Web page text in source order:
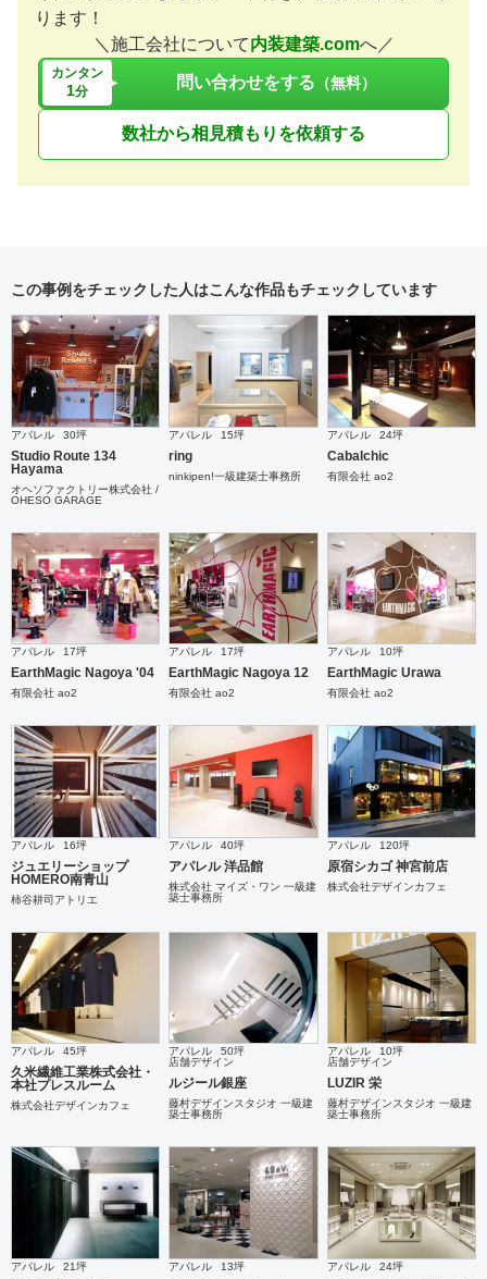
ります！
＼施工会社について内装建築.comへ／
カンタン
1分 問い合わせをする （無料）
数社から相見積もりを依頼する
この事例をチェックした人はこんな作品もチェックしています
アパレル 30坪
Studio Route 134
Hayama
オヘソファクトリー株式会社 /
OHESO GARAGE
アパレル 15坪
ring
ninkipen!一級建築士事務所
アパレル 24坪
Cabalchic
有限会社 ao2
アパレル 17坪
EarthMagic Nagoya '04
有限会社 ao2
アパレル 17坪
EarthMagic Nagoya 12
有限会社 ao2
アパレル 10坪
EarthMagic Urawa
有限会社 ao2
アパレル 16坪
ジュエリーショップ
HOMERO南青山
柿谷耕司アトリエ
アパレル 40坪
アパレル 洋品館
株式会社 マイズ・ワン 一級建
築士事務所
アパレル 120坪
原宿シカゴ 神宮前店
株式会社デザインカフェ
アパレル 45坪
久米繊維工業株式会社・
本社プレスルーム
株式会社デザインカフェ
アパレル
50坪
店舗デザイン
ルジール銀座
藤村デザインスタジオ 一級建
築士事務所
アパレル
10坪
店舗デザイン
LUZIR 栄
藤村デザインスタジオ 一級建
築士事務所
アパレル 21坪 アパレル 13坪 アパレル 24坪